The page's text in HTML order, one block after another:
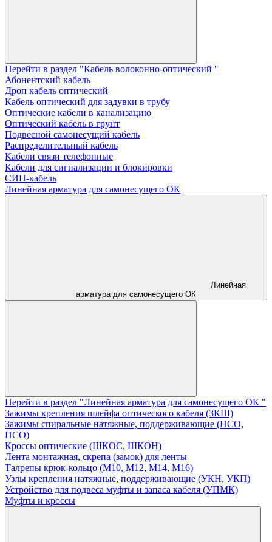
Перейти в раздел "Кабель волоконно-оптический "
Абонентский кабель
Дроп кабель оптический
Кабель оптический для задувки в трубу
Оптические кабели в канализацию
Оптический кабель в грунт
Подвесной самонесущий кабель
Распределительный кабель
Кабели связи телефонные
Кабели для сигнализации и блокировки
СИП-кабель
Линейная арматура для самонесущего ОК
Линейная
арматура для самонесущего ОК
Перейти в раздел "Линейная арматура для самонесущего ОК "
Зажимы крепления шлейфа оптического кабеля (ЗКШ)
Зажимы спиральные натяжные, поддерживающие (НСО,
ПСО)
Кроссы оптические (ШКОС, ШКОН)
Лента монтажная, скрепа (замок) для ленты
Талрепы крюк-кольцо (М10, М12, М14, М16)
Узлы крепления натяжные, поддерживающие (УКН, УКП)
Устройство для подвеса муфты и запаса кабеля (УПМК)
Муфты и кроссы